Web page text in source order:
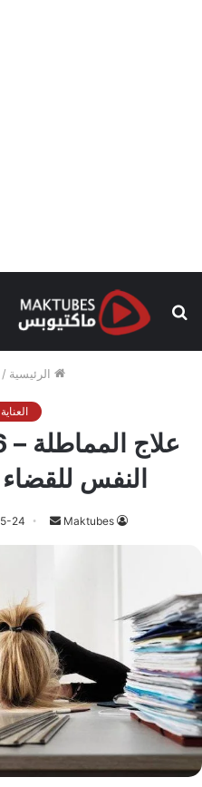
بحث
الرئيسية /
النفس
Maktubes
أرسل 24